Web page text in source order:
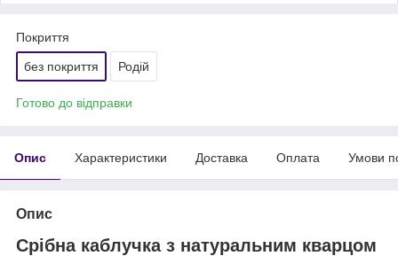
Покриття
без покриття Родій
Готово до відправки
Опис Характеристики Доставка Оплата Умови
Опис
Срібна каблучка з натуральним кварцом